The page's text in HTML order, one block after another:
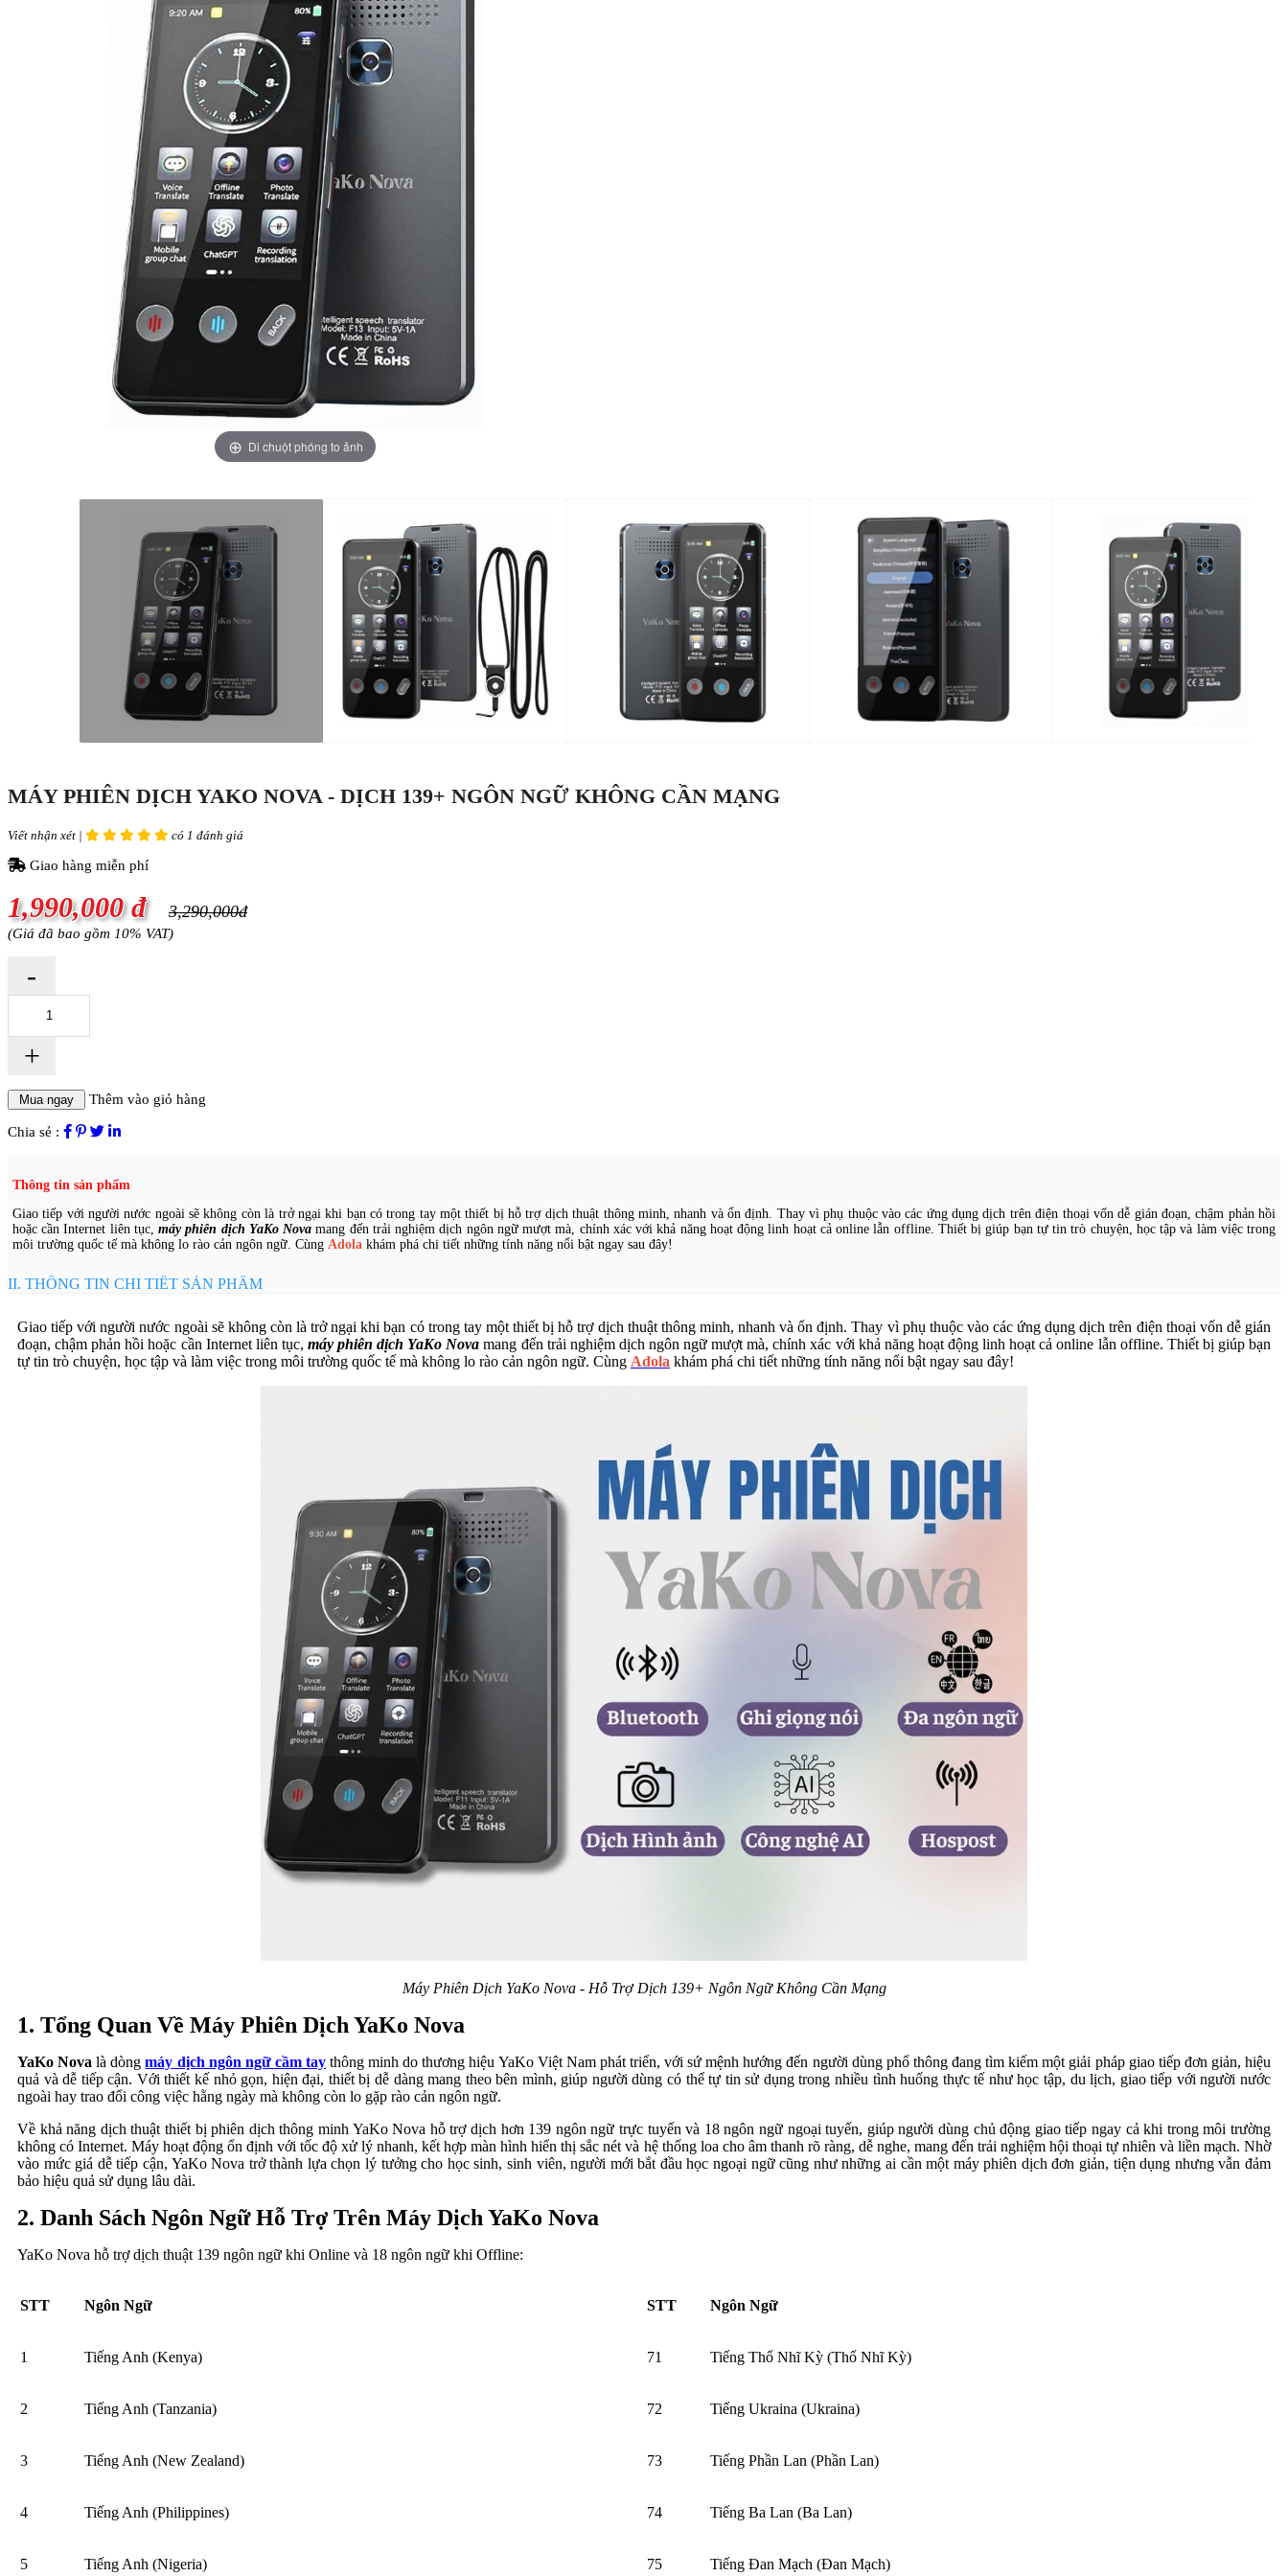
Di chuột phóng to ảnh
MÁY PHIÊN DỊCH YAKO NOVA - DỊCH 139+ NGÔN NGỮ KHÔNG CẦN MẠNG
Viết nhận xét | có 1 đánh giá
Giao hàng miễn phí
1,990,000 đ 3,290,000đ
(Giá đã bao gồm 10% VAT)
-
+
Thêm vào giỏ hàng
Chia sẻ :
Thông tin sản phẩm
Giao tiếp với người nước ngoài sẽ không còn là trở ngại khi bạn có trong tay một thiết bị hỗ trợ dịch thuật thông minh, nhanh và ổn định. Thay vì phụ thuộc vào các ứng dụng dịch trên điện thoại vốn dễ gián đoạn, chậm phản hồi
hoặc cần Internet liên tục,máy phiên dịch YaKo Nova mang đến trải nghiệm dịch ngôn ngữ mượt mà, chính xác với khả năng hoạt động linh hoạt cả online lẫn offline. Thiết bị giúp bạn tự tin trò chuyện, học tập và làm việc trong
môi trường quốc tế mà không lo rào cản ngôn ngữ. Cùng Adola khám phá chi tiết những tính năng nổi bật ngay sau đây!
II. THÔNG TIN CHI TIẾT SẢN PHẨM
Giao tiếp với người nước ngoài sẽ không còn là trở ngại khi bạn có trong tay một thiết bị hỗ trợ dịch thuật thông minh, nhanh và ổn định. Thay vì phụ thuộc vào các ứng dụng dịch trên điện thoại vốn dễ gián
đoạn, chậm phản hồi hoặc cần Internet liên tục, máy phiên dịch YaKo Nova mang đến trải nghiệm dịch ngôn ngữ mượt mà, chính xác với khả năng hoạt động linh hoạt cả online lẫn offline. Thiết bị giúp bạn
tự tin trò chuyện, học tập và làm việc trong môi trường quốc tế mà không lo rào cản ngôn ngữ. Cùng Adola khám phá chi tiết những tính năng nổi bật ngay sau đây!
Máy Phiên Dịch YaKo Nova - Hỗ Trợ Dịch 139+ Ngôn Ngữ Không Cần Mạng
1. Tổng Quan Về Máy Phiên Dịch YaKo Nova
YaKo Nova là dòngmáy dịch ngôn ngữ cầm taythông minh do thương hiệu YaKo Việt Nam phát triển, với sứ mệnh hướng đến người dùng phổ thông đang tìm kiếm một giải pháp giao tiếp đơn giản, hiệu
quả và dễ tiếp cận. Với thiết kế nhỏ gọn, hiện đại, thiết bị dễ dàng mang theo bên mình, giúp người dùng có thể tự tin sử dụng trong nhiều tình huống thực tế như học tập, du lịch, giao tiếp với người nước
ngoài hay trao đổi công việc hằng ngày mà không còn lo gặp rào cản ngôn ngữ.
Về khả năng dịch thuật thiết bị phiên dịch thông minh YaKo Nova hỗ trợ dịch hơn 139 ngôn ngữ trực tuyến và 18 ngôn ngữ ngoại tuyến, giúp người dùng chủ động giao tiếp ngay cả khi trong môi trường
không có Internet. Máy hoạt động ổn định với tốc độ xử lý nhanh, kết hợp màn hình hiển thị sắc nét và hệ thống loa cho âm thanh rõ ràng, dễ nghe, mang đến trải nghiệm hội thoại tự nhiên và liền mạch. Nhờ
vào mức giá dễ tiếp cận, YaKo Nova trở thành lựa chọn lý tưởng cho học sinh, sinh viên, người mới bắt đầu học ngoại ngữ cũng như những ai cần một máy phiên dịch đơn giản, tiện dụng nhưng vẫn đảm
bảo hiệu quả sử dụng lâu dài.
2. Danh Sách Ngôn Ngữ Hỗ Trợ Trên Máy Dịch YaKo Nova
YaKo Nova hỗ trợ dịch thuật 139 ngôn ngữ khi Online và 18 ngôn ngữ khi Offline:
STT Ngôn Ngữ STT Ngôn Ngữ
1 Tiếng Anh (Kenya) 71 Tiếng Thổ Nhĩ Kỳ (Thổ Nhĩ Kỳ)
2 Tiếng Anh (Tanzania) 72 Tiếng Ukraina (Ukraina)
3 Tiếng Anh (New Zealand) 73 Tiếng Phần Lan (Phần Lan)
4 Tiếng Anh (Philippines) 74 Tiếng Ba Lan (Ba Lan)
5 Tiếng Anh (Nigeria) 75 Tiếng Đan Mạch (Đan Mạch)